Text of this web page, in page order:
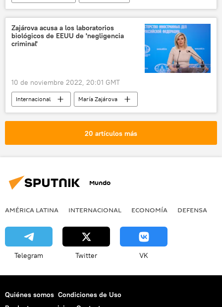
crisis social
pobreza
derecho a la vivienda
protestas
Zajárova acusa a los laboratorios
biológicos de EEUU de 'negligencia
criminal'
10 de noviembre 2022, 20:01 GMT
Internacional María Zajárova
20 artículos más
Mundo
AMÉRICA LATINA INTERNACIONAL ECONOMÍA DEFENSA
Telegram Twitter VK
Quiénes somos Condiciones de Uso